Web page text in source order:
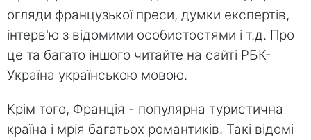
огляди французької преси, думки експертів,
інтерв'ю з відомими особистостями і т.д. Про
це та багато іншого читайте на сайті РБК-
Україна українською мовою.
Крім того, Франція - популярна туристична
країна і мрія багатьох романтиків. Такі відомі